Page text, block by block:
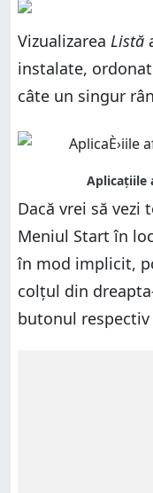
Vizualizarea Listă
instalate,
câte un singur
Dacă vrei să vezi
Meniul Start în
în mod implicit,
colțul din
butonul